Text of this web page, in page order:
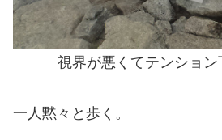
視界が悪くてテンション
一人黙々と歩く。